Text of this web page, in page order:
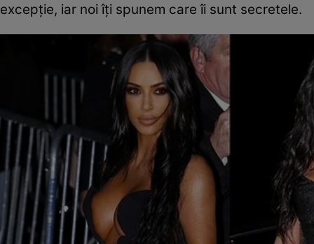
excepție, iar noi îți spunem care îi sunt secretele.